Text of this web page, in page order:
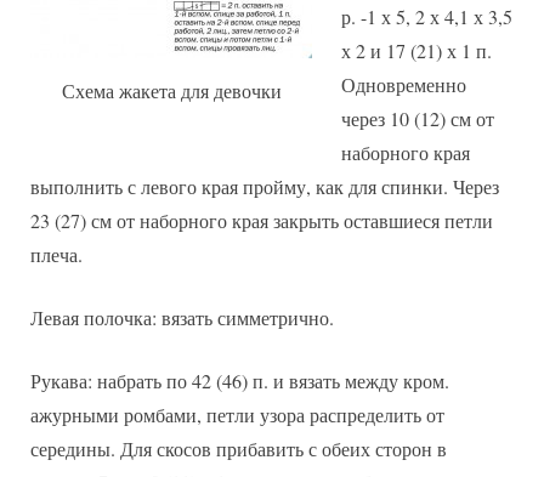
Схема жакета для девочки
р. -1 х 5, 2 х 4,1 х 3,5
х 2 и 17 (21) х 1 п.
Одновременно
через 10 (12) см от
наборного края
выполнить с левого края пройму, как для спинки. Через
23 (27) см от наборного края закрыть оставшиеся петли
плеча.
Левая полочка: вязать симметрично.
Рукава: набрать по 42 (46) п. и вязать между кром.
ажурными ромбами, петли узора распределить от
середины. Для скосов прибавить с обеих сторон в